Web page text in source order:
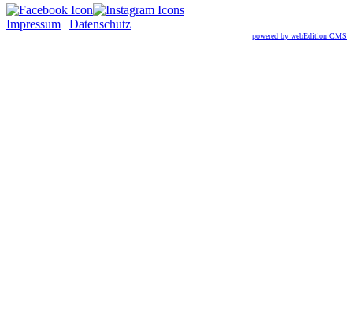
Impressum | Datenschutz
powered by webEdition CMS